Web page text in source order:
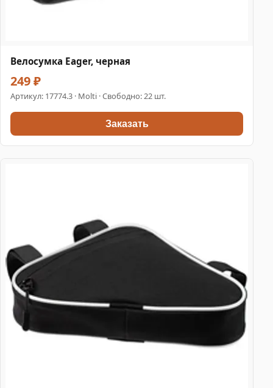
Велосумка Eager, черная
249 ₽
Артикул: 17774.3 · Molti · Свободно: 22 шт.
Заказать